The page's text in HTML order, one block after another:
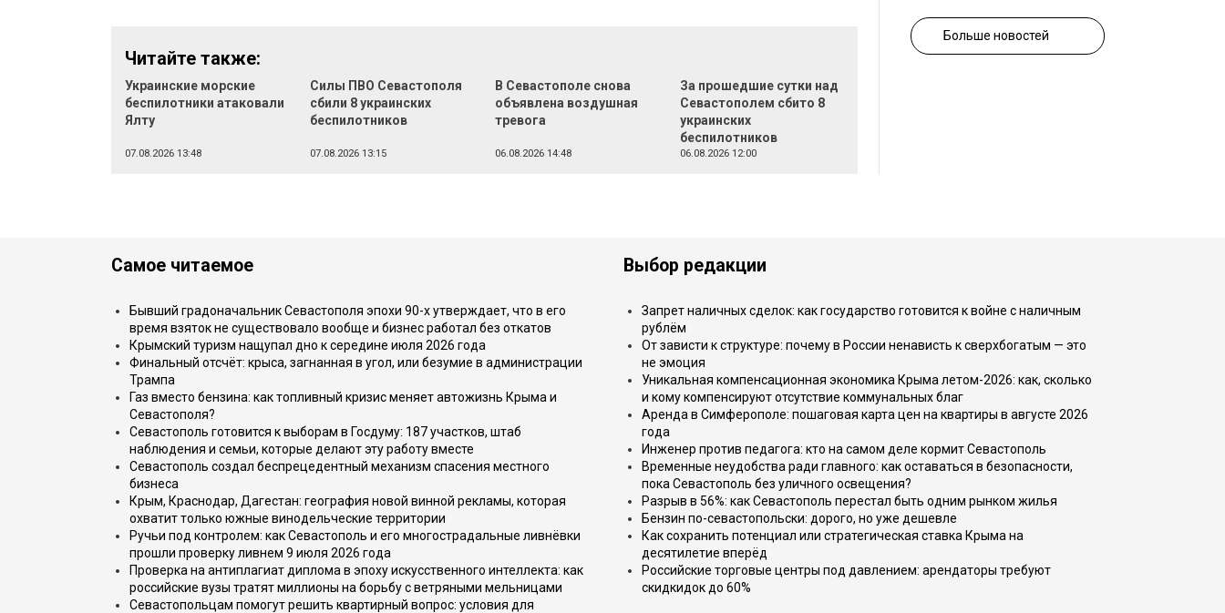
Читайте также:
Украинские морские
беспилотники атаковали
Ялту
07.08.2026 13:48
Силы ПВО Севастополя
сбили 8 украинских
беспилотников
07.08.2026 13:15
В Севастополе снова
объявлена воздушная
тревога
06.08.2026 14:48
За прошедшие сутки над
Севастополем сбито 8
украинских
беспилотников
06.08.2026 12:00
Больше новостей
Самое читаемое
Бывший градоначальник Севастополя эпохи 90-х утверждает, что в его
время взяток не существовало вообще и бизнес работал без откатов
Крымский туризм нащупал дно к середине июля 2026 года
Финальный отсчёт: крыса, загнанная в угол, или безумие в администрации
Трампа
Газ вместо бензина: как топливный кризис меняет автожизнь Крыма и
Севастополя?
Севастополь готовится к выборам в Госдуму: 187 участков, штаб
наблюдения и семьи, которые делают эту работу вместе
Севастополь создал беспрецедентный механизм спасения местного
бизнеса
Крым, Краснодар, Дагестан: география новой винной рекламы, которая
охватит только южные винодельческие территории
Ручьи под контролем: как Севастополь и его многострадальные ливнёвки
прошли проверку ливнем 9 июля 2026 года
Проверка на антиплагиат диплома в эпоху искусственного интеллекта: как
российские вузы тратят миллионы на борьбу с ветряными мельницами
Севастопольцам помогут решить квартирный вопрос: условия для
Выбор редакции
Запрет наличных сделок: как государство готовится к войне с наличным
рублём
От зависти к структуре: почему в России ненависть к сверхбогатым — это
не эмоция
Уникальная компенсационная экономика Крыма летом-2026: как, сколько
и кому компенсируют отсутствие коммунальных благ
Аренда в Симферополе: пошаговая карта цен на квартиры в августе 2026
года
Инженер против педагога: кто на самом деле кормит Севастополь
Временные неудобства ради главного: как оставаться в безопасности,
пока Севастополь без уличного освещения?
Разрыв в 56%: как Севастополь перестал быть одним рынком жилья
Бензин по-севастопольски: дорого, но уже дешевле
Как сохранить потенциал или стратегическая ставка Крыма на
десятилетие вперёд
Российские торговые центры под давлением: арендаторы требуют
скидкидок до 60%